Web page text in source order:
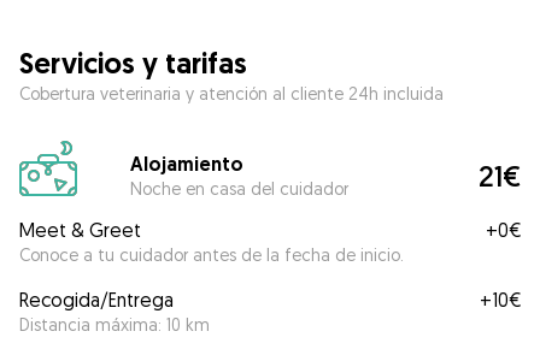
Servicios y tarifas
Cobertura veterinaria y atención al cliente 24h incluida
Alojamiento
Noche en casa del cuidador 21€
Meet & Greet
Conoce a tu cuidador antes de la fecha de inicio.
+0€
Recogida/Entrega
Distancia máxima: 10 km
+10€